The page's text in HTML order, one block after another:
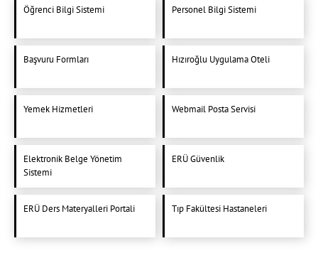
Öğrenci Bilgi Sistemi Personel Bilgi Sistemi
Başvuru Formları Hızıroğlu Uygulama Oteli
Yemek Hizmetleri Webmail Posta Servisi
Elektronik Belge Yönetim
Sistemi
ERÜ Güvenlik
ERÜ Ders Materyalleri Portali Tıp Fakültesi Hastaneleri